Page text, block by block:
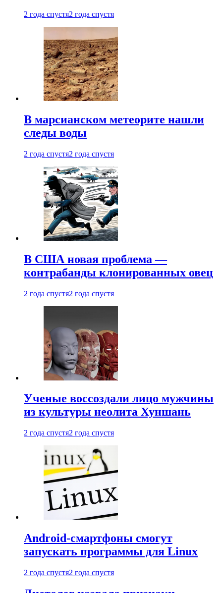
2 года спустя2 года спустя
В марсианском метеорите нашли
следы воды
2 года спустя2 года спустя
В США новая проблема —
контрабанды клонированных овец
2 года спустя2 года спустя
Ученые воссоздали лицо мужчины
из культуры неолита Хуншань
2 года спустя2 года спустя
Android-смартфоны смогут
запускать программы для Linux
2 года спустя2 года спустя